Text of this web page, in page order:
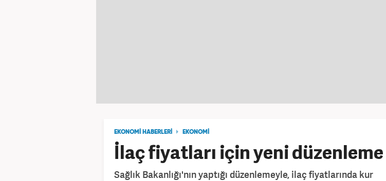
EKONOMİ HABERLERİ EKONOMİ
İlaç fiyatları için yeni düzenleme
Sağlık Bakanlığı'nın yaptığı düzenlemeyle, ilaç fiyatlarında kur